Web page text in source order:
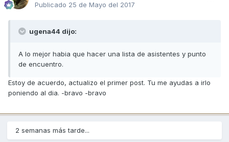
Publicado 25 de Mayo del 2017
ugena44 dijo:
A lo mejor habia que hacer una lista de asistentes y punto
de encuentro.
Estoy de acuerdo, actualizo el primer post. Tu me ayudas a irlo
poniendo al dia. -bravo -bravo
2 semanas más tarde...